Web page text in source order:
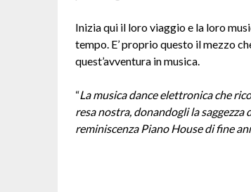
Inizia qui il loro viaggio e la loro
tempo. E’ proprio questo il mezzo
quest’avventura in musica.
“La musica dance elettronica che
resa nostra, donandogli la
reminiscenza Piano House di fine